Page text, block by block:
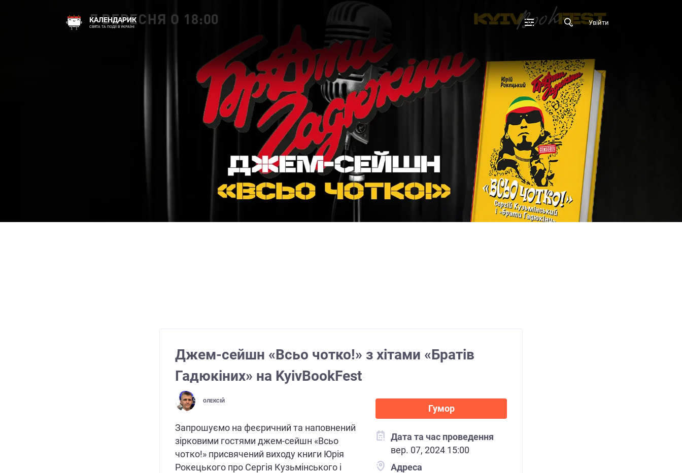
КАЛЕНДАРИК
СВЯТА ТА ПОДІЇ В УКРАЇНІ
Увійти
Джем-сейшн «Всьо чотко!» з хітами «Братів
Гадюкіних» на KyivBookFest
ОЛЕКСІЙ
Запрошуємо на феєричний та наповнений
зірковими гостями джем-сейшн «Всьо
чотко!» присвячений виходу книги Юрія
Рокецького про Сергія Кузьмінського і
Гумор
Дата та час проведення
вер. 07, 2024 15:00
Адреса